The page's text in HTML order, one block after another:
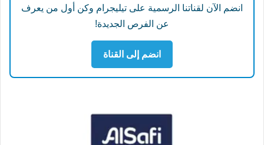
انضم الآن لقناتنا الرسمية على تيليجرام وكن أول من يعرف
عن الفرص الجديدة!
انضم إلى القناة